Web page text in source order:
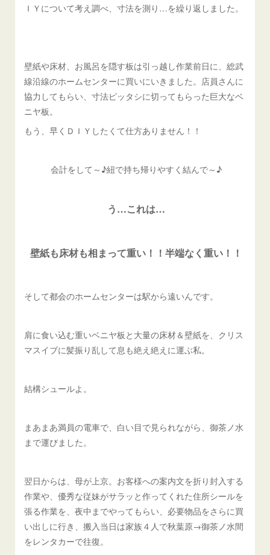
ＩＹについて考え調べ、寸法を測り…を繰り返しました。
壁紙や床材、お風呂を隠す板は引っ越し作業前日に、総武
線沿線のホームセンターに買いにいきました。店員さんに
協力してもらい、寸法ピッタシに切ってもらった巨大なベ
ニヤ板。
もう、早くＤＩＹしたくて仕方ありません！！
会計をして～♪紐で持ち帰りやすく結んで～♪
う…これは…
壁紙も床材も相まって重い！！半端なく重い！！
そして都会のホームセンターは駅から遠いんです。
肩に食い込む重いベニヤ板と大量の床材＆壁紙を、クリス
マスイブに髪振り乱して息も絶え絶えに運ぶ私。
結構シュールよ。
まあまあ満員の電車で、白い目で見られながら、御茶ノ水
まで運びました。
翌日からは、母が上京。お客様への案内文を折り封入する
作業や、優秀な従妹がサラッと作ってくれた住所シールを
張る作業を、夜中までやってもらい、必要物品をさらに買
い出しに行き、搬入当日は家族４人で秋葉原→御茶ノ水間
をレンタカーで往復。